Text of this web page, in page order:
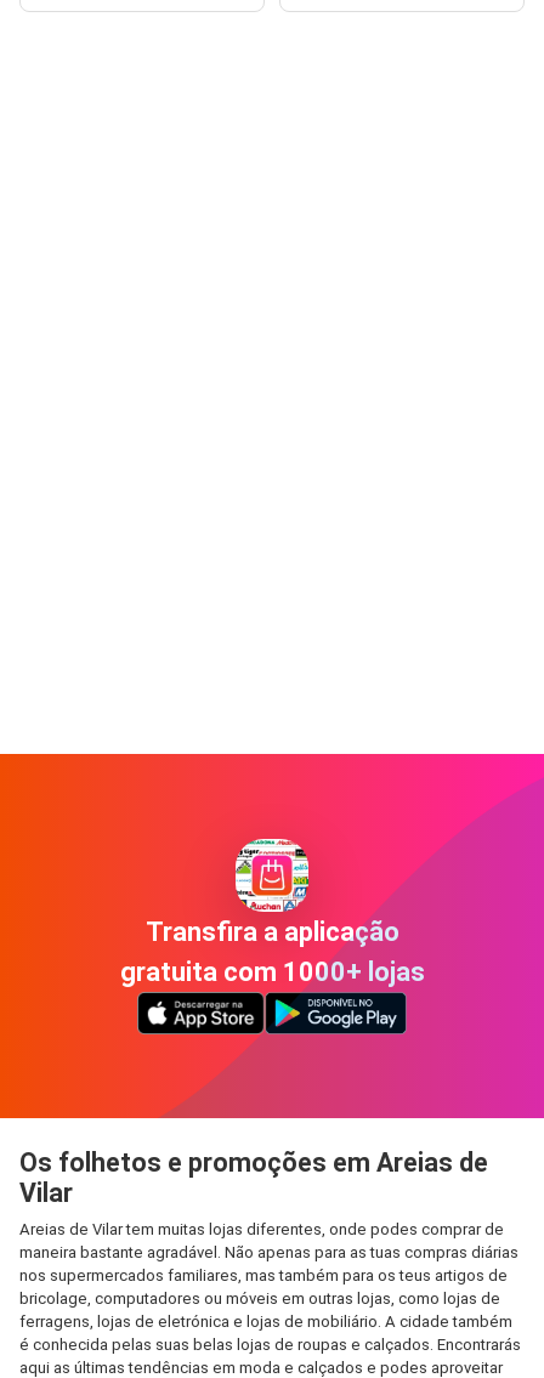
Transfira a aplicação
gratuita com 1000+ lojas
Os folhetos e promoções em Areias de
Vilar
Areias de Vilar tem muitas lojas diferentes, onde podes comprar de
maneira bastante agradável. Não apenas para as tuas compras diárias
nos supermercados familiares, mas também para os teus artigos de
bricolage, computadores ou móveis em outras lojas, como lojas de
ferragens, lojas de eletrónica e lojas de mobiliário. A cidade também
é conhecida pelas suas belas lojas de roupas e calçados. Encontrarás
aqui as últimas tendências em moda e calçados e podes aproveitar